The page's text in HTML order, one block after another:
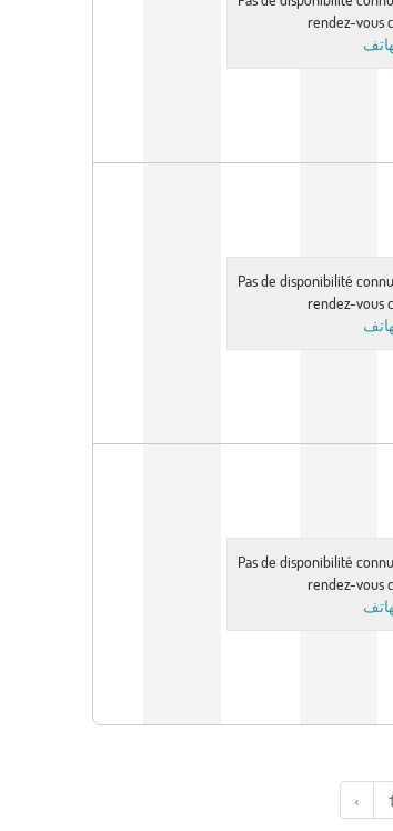
rendez-vous
Pas de disponibilité
rendez-vous
Pas de disponibilité
rendez-vous
‹ 1